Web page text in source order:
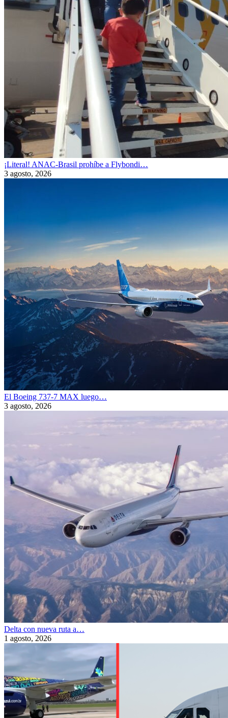
¡Literal! ANAC-Brasil prohíbe a Flybondi…
3 agosto, 2026
El Boeing 737-7 MAX luego…
3 agosto, 2026
Delta con nueva ruta a…
1 agosto, 2026